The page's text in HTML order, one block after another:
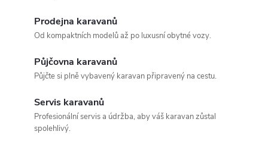
Prodejna karavanů
Od kompaktních modelů až po luxusní obytné vozy.
Půjčovna karavanů
Půjčte si plně vybavený karavan připravený na cestu.
Servis karavanů
Profesionální servis a údržba, aby váš karavan zůstal
spolehlivý.